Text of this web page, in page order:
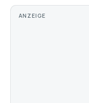
ANZEIGE